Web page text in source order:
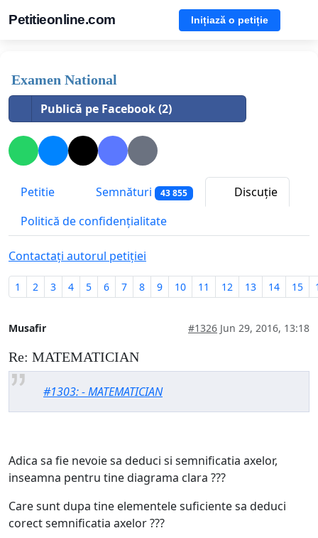
Petitieonline.com Inițiază o petiție
Examen National
Publică pe Facebook (2)
Petitie Semnături 43 855
Discuție
Politică de confidențialitate
Contactați autorul petiției
1 2 3 4 5 6 7 8 9 10 11 12 13 14 15
Musafir #1326 Jun 29, 2016, 13:18
Re: MATEMATICIAN
#1303: - MATEMATICIAN
Adica sa fie nevoie sa deduci si semnificatia axelor,
inseamna pentru tine diagrama clara ???
Care sunt dupa tine elementele suficiente sa deduci
corect semnificatia axelor ???